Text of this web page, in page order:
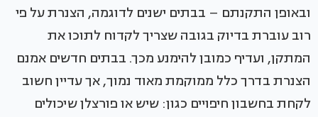
ובאופן התקנתם – בבתים ישנים לדוגמה, הצנרת על פי
רוב עוברת בדיוק בגובה שצריך לקדוח לתוכו את
המתקן, ועדיף כמובן להימנע מכך. בבתים חדשים אמנם
הצנרת בדרך כלל ממוקמת מאוד נמוך, אך עדיין חשוב
לקחת בחשבון חיפויים כגון: שיש או פורצלן שיכולים